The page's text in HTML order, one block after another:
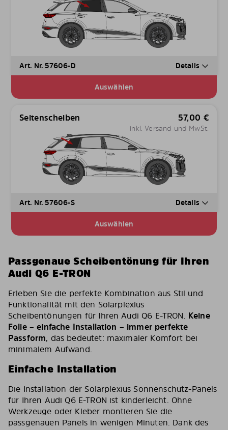
Art. Nr. 57606-D Details
Auswählen
Seitenscheiben 57,00 €
inkl. Versand und MwSt.
Art. Nr. 57606-S Details
Auswählen
Passgenaue Scheibentönung für Ihren
Audi Q6 E-TRON
Erleben Sie die perfekte Kombination aus Stil und
Funktionalität mit den Solarplexius
Scheibentönungen für Ihren Audi Q6 E-TRON. Keine
Folie – einfache Installation – immer perfekte
Passform, das bedeutet: maximaler Komfort bei
minimalem Aufwand.
Einfache Installation
Die Installation der Solarplexius Sonnenschutz-Panels
für Ihren Audi Q6 E-TRON ist kinderleicht. Ohne
Werkzeuge oder Kleber montieren Sie die
passgenauen Panels in wenigen Minuten. Dank des